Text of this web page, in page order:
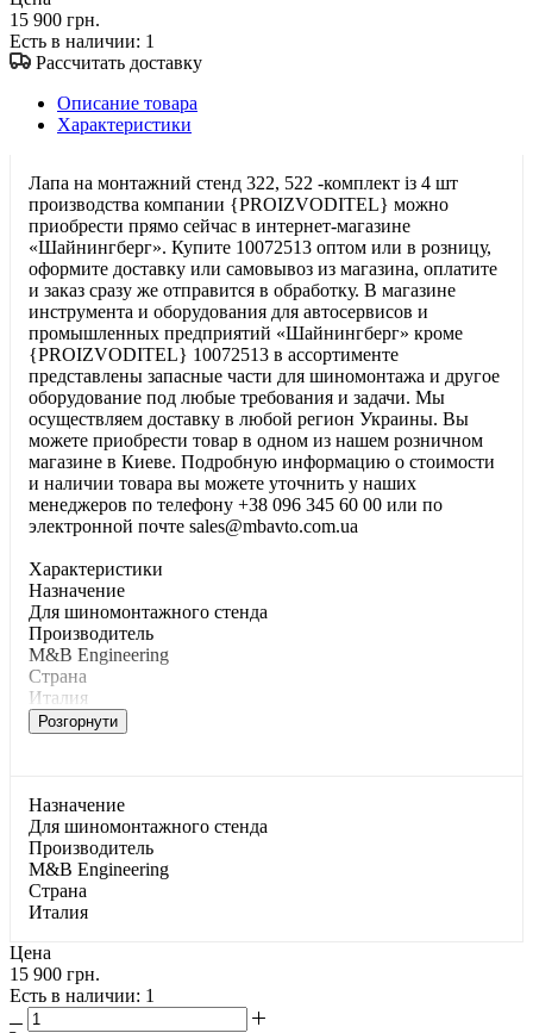
15 900 грн.
Есть в наличии: 1
Рассчитать доставку
Описание товара
Характеристики
Лапа на монтажний стенд 322, 522 -комплект із 4 шт
производства компании {PROIZVODITEL} можно
приобрести прямо сейчас в интернет-магазине
«Шайнингберг». Купите 10072513 оптом или в розницу,
оформите доставку или самовывоз из магазина, оплатите
и заказ сразу же отправится в обработку. В магазине
инструмента и оборудования для автосервисов и
промышленных предприятий «Шайнингберг» кроме
{PROIZVODITEL} 10072513 в ассортименте
представлены запасные части для шиномонтажа и другое
оборудование под любые требования и задачи. Мы
осуществляем доставку в любой регион Украины. Вы
можете приобрести товар в одном из нашем розничном
магазине в Киеве. Подробную информацию о стоимости
и наличии товара вы можете уточнить у наших
менеджеров по телефону +38 096 345 60 00 или по
электронной почте sales@mbavto.com.ua
Характеристики
Haзнaчeниe
Для шинoмoнтaжнoгo cтeндa
Производитель
M&B Engineering
Страна
Италия
Розгорнути
Haзнaчeниe
Для шинoмoнтaжнoгo cтeндa
Производитель
M&B Engineering
Страна
Италия
Цена
15 900 грн.
Есть в наличии: 1